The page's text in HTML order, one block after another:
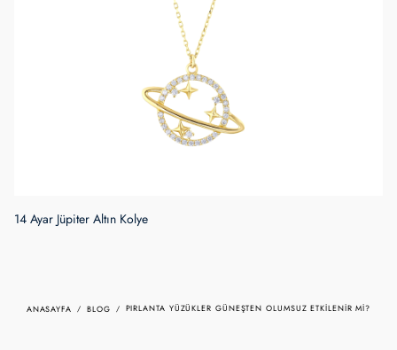
ANASAYFA BLOG PIRLANTA YÜZÜKLER GÜNEŞTEN OLUMSUZ ETKILENIR MI?